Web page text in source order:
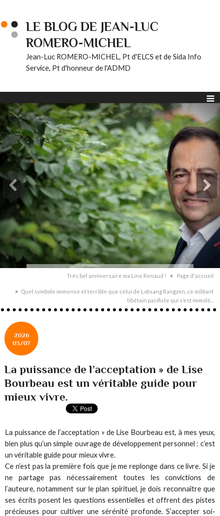
LE BLOG DE JEAN-LUC
ROMERO-MICHEL
Jean-Luc ROMERO-MICHEL, Pt d'ELCS et de Sida Info
Service, Pt d'honneur de l'ADMD
Très bel anniversaire ma Line Renaud ! Page d'accueil
Quel symbole immense et terrible que celui de Lobsang Rangzen, ce militant
tibétain pacifiste qui s’est immolé...
2026
03/07
La puissance de l’acceptation » de Lise
Bourbeau est un véritable guide pour
mieux vivre.
La puissance de l’acceptation » de Lise Bourbeau est, à mes yeux,
bien plus qu’un simple ouvrage de développement personnel : c’est
un véritable guide pour mieux vivre.
Ce n’est pas la première fois que je me replonge dans ce livre. Si je
ne partage pas nécessairement toutes les convictions de
l’auteure, notamment sur le plan spirituel, je dois reconnaître que
ses écrits posent les questions essentielles et offrent des pistes
précieuses pour cultiver une sérénité profonde. S’accepter soi-